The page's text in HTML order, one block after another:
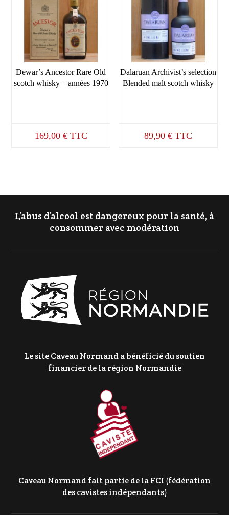
Dewar’s Ancestor Rare Old
scotch whisky – années 1970
169,00 € TTC
Dalaruan Archivist’s selection
Blended malt scotch whisky
89,90 € TTC
L’abus d’alcool est dangereux pour la santé, à
consommer avec modération
Le site Caveau Normand a bénéficié du soutien
financier de la région Normandie
Caveau Normand fait partie de la FCI (fédération
des cavistes indépendants)